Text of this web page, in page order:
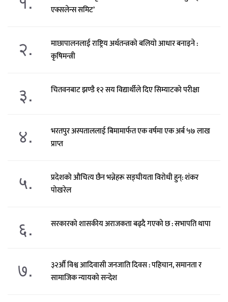
एक्सलेन्स समिट’
२.
माछापालनलाई राष्ट्रिय अर्थतन्त्रको बलियो आधार बनाइने :
कृषिमन्त्री
३. चितवनबाट झण्डै १२ सय विद्यार्थीले दिए सिम्याटको परीक्षा
४.
भरतपुर अस्पताललाई बिमामार्फत एक वर्षमा एक अर्ब ५७ लाख
प्राप्त
५.
प्रदेशको औचित्य छैन भन्नेहरू सङ्घीयता विरोधी हुन्: शंकर
पोखरेल
६. सरकारको शासकीय अराजकता बढ्दै गएको छ : सभापति थापा
७.
३२औँ विश्व आदिवासी जनजाति दिवस : पहिचान, समानता र
सामाजिक न्यायको सन्देश